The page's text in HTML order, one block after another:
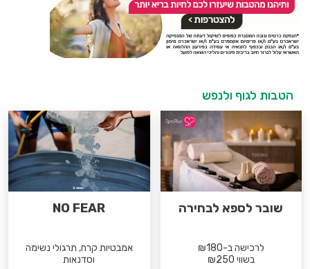
הטבות לגוף ולנפש
שובר לספא לבחירה
לרכישה ב-₪180
בשווי ₪250
NO FEAR
אמבטיות קרח, תרגולי נשימה
וסדנאות